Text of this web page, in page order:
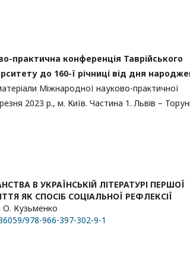
практична конференція Таврійського
до 160-ї річниці від дня
Міжнародної науково-практичної
2023 р., м. Київ. Частина 1. Львів –
В УКРАЇНСЬКІЙ ЛІТЕРАТУРІ ПЕРШОЇ
ЯК СПОСІБ СОЦІАЛЬНОЇ РЕФЛЕКСІЇ
Кузьменко
978-966-397-302-9-1